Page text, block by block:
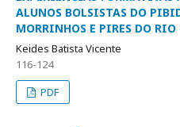
ALUNOS BOLSISTAS DO
MORRINHOS E PIRES DO
Keides Batista Vicente
116-124
PDF